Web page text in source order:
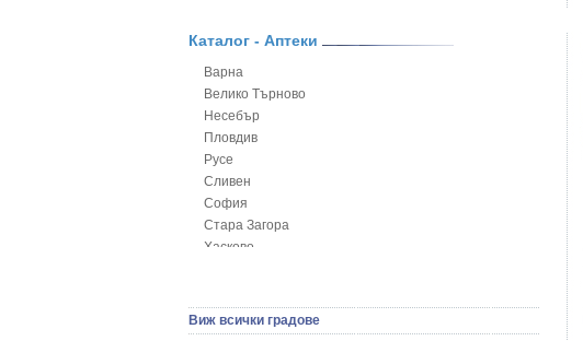
Безапетитие при бебето и детето
Бронхит и пневмония при деца
Варицела
Висока температура на бебето и детето
Възпаление на ушите на бебето и детето
Глисти
Грижа за пъпа на новороденото
Грип при бебето и детето
Гърч
Детски диабет
Каталог - Аптеки
Варна
Велико Търново
Несебър
Пловдив
Русе
Сливен
София
Стара Загора
Хасково
Виж всички градове